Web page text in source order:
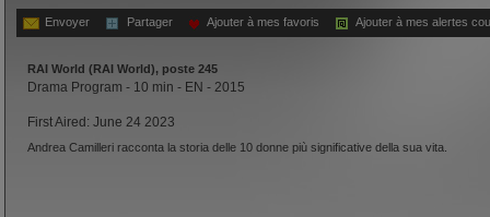
Envoyer Partager Ajouter à mes favoris Ajouter à mes alertes
RAI World (RAI World), poste 245
Drama Program - 10 min - EN - 2015
First Aired: June 24 2023
Andrea Camilleri racconta la storia delle 10 donne più significative della sua vita.